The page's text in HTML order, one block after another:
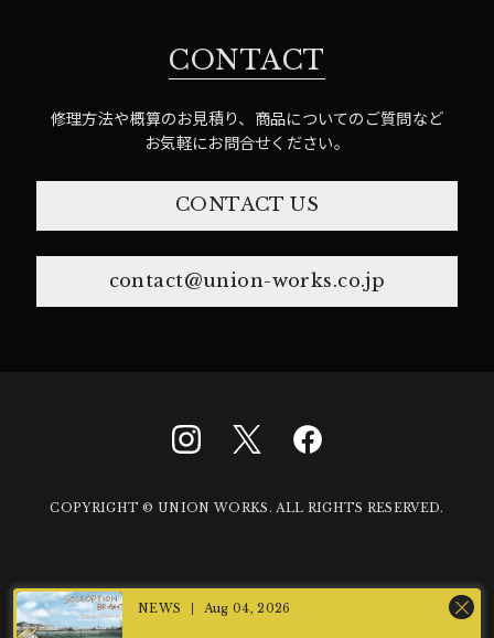
Aug 04, 2026
CONTACT
修理方法や概算のお見積り、商品についてのご質問など
お気軽にお問合せください。
CONTACT US
contact@union-works.co.jp
COPYRIGHT © UNION WORKS. ALL RIGHTS RESERVED.